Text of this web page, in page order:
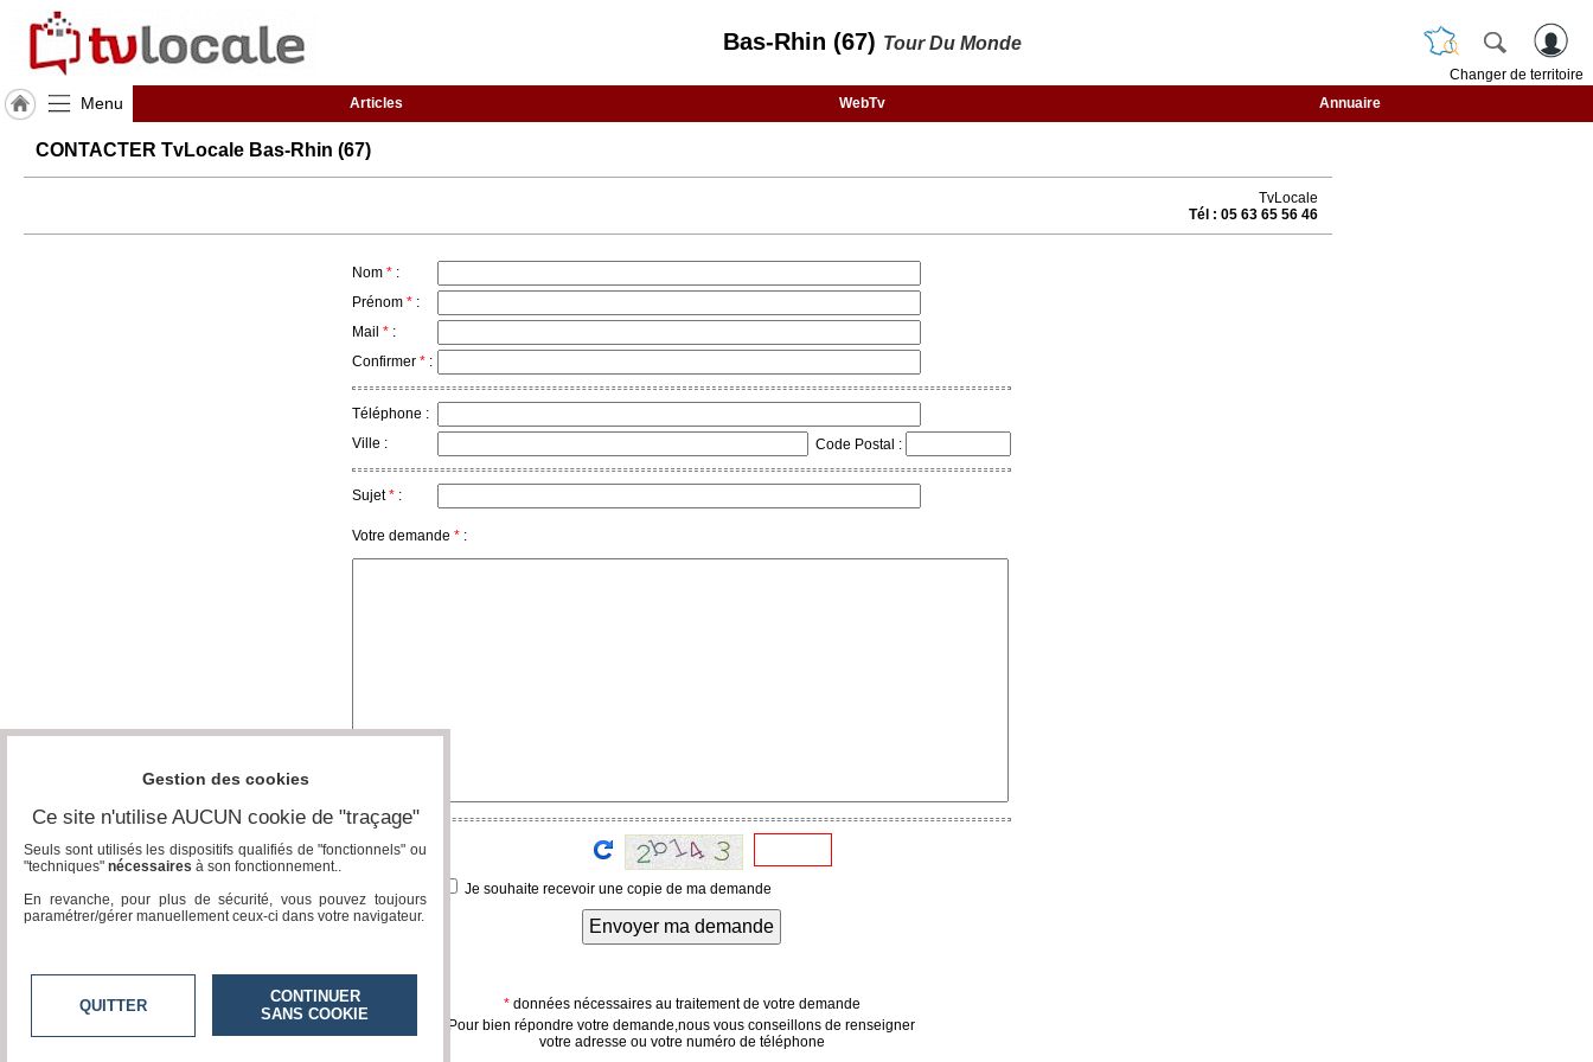
Bas-Rhin (67) Tour Du Monde
Changer de territoire
Menu Articles WebTv Annuaire
J'adhère
Hulcoq
Bas-
Prémium
Accès
CONTACTER TvLocale Bas-Rhin (67)
TvLocale
Tél : 05 63 65 56 46
Nom * :
Prénom * :
Mail * :
Confirmer * :
Téléphone :
Ville :
Code Postal :
Sujet* :
Votre demande * :
Je souhaite recevoir une copie de ma demande
Envoyer ma demande
*données nécessaires au traitement de votre demande
Pour bien répondre votre demande,nous vous conseillons de renseigner
votre adresse ou votre numéro de téléphone
Gestion des cookies
Ce site n'utilise AUCUN cookie de "traçage"
Seuls sont utilisés les dispositifs qualifiés de "fonctionnels" ou
"techniques" nécessaires à son fonctionnement..
En revanche, pour plus de sécurité, vous pouvez toujours
paramétrer/gérer manuellement ceux-ci dans votre navigateur.
QUITTER
CONTINUER
SANS COOKIE